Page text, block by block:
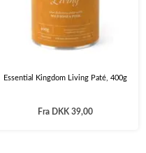
Essential Kingdom Living Paté, 400g
Fra DKK 39,00